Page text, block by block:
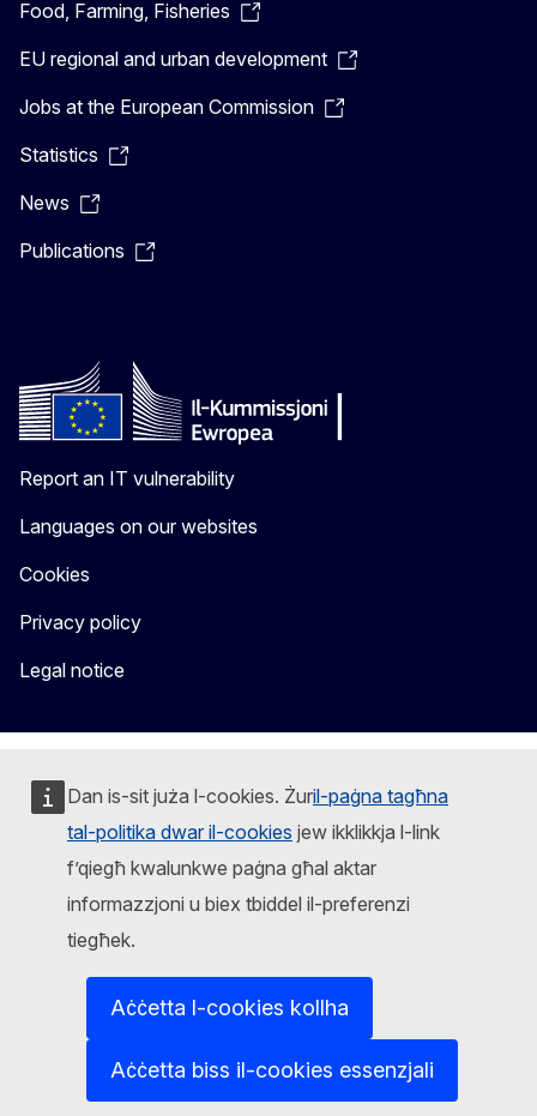
Dan is-sit juża l-cookies. Żuril-paġna tagħna
tal-politika dwar il-cookies jew ikklikkja l-link
f’qiegħ kwalunkwe paġna għal aktar
informazzjoni u biex tbiddel il-preferenzi
tiegħek.
Aċċetta l-cookies kollha
Aċċetta biss il-cookies essenzjali
Food, Farming, Fisheries
EU regional and urban development
Jobs at the European Commission
Statistics
News
Publications
Report an IT vulnerability
Languages on our websites
Cookies
Privacy policy
Legal notice